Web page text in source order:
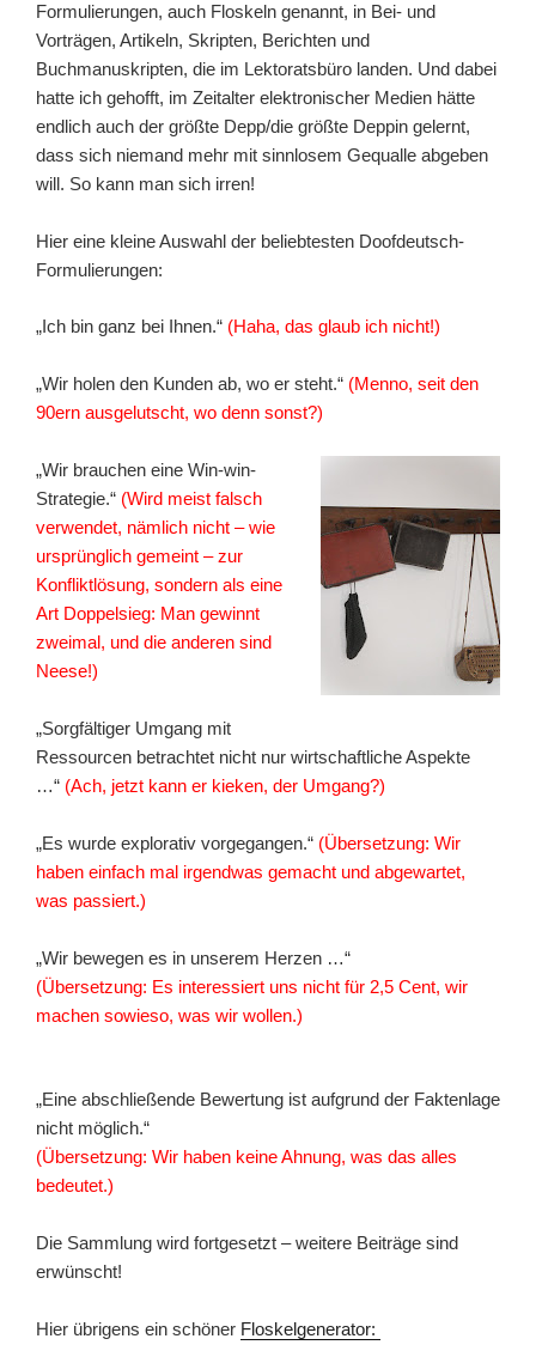
Formulierungen, auch Floskeln genannt, in Bei- und
Vorträgen, Artikeln, Skripten, Berichten und
Buchmanuskripten, die im Lektoratsbüro landen. Und dabei
hatte ich gehofft, im Zeitalter elektronischer Medien hätte
endlich auch der größte Depp/die größte Deppin gelernt,
dass sich niemand mehr mit sinnlosem Gequalle abgeben
will. So kann man sich irren!
Hier eine kleine Auswahl der beliebtesten Doofdeutsch-
Formulierungen:
„Ich bin ganz bei Ihnen.“ (Haha, das glaub ich nicht!)
„Wir holen den Kunden ab, wo er steht.“ (Menno, seit den
90ern ausgelutscht, wo denn sonst?)
„Wir brauchen eine Win-win-
Strategie.“ (Wird meist falsch
verwendet, nämlich nicht – wie
ursprünglich gemeint – zur
Konfliktlösung, sondern als eine
Art Doppelsieg: Man gewinnt
zweimal, und die anderen sind
Neese!)
„Sorgfältiger Umgang mit
Ressourcen betrachtet nicht nur wirtschaftliche Aspekte
…“ (Ach, jetzt kann er kieken, der Umgang?)
„Es wurde explorativ vorgegangen.“ (Übersetzung: Wir
haben einfach mal irgendwas gemacht und abgewartet,
was passiert.)
„Wir bewegen es in unserem Herzen …“
(Übersetzung: Es interessiert uns nicht für 2,5 Cent, wir
machen sowieso, was wir wollen.)
„Eine abschließende Bewertung ist aufgrund der Faktenlage
nicht möglich.“
(Übersetzung: Wir haben keine Ahnung, was das alles
bedeutet.)
Die Sammlung wird fortgesetzt – weitere Beiträge sind
erwünscht!
Hier übrigens ein schöner Floskelgenerator: